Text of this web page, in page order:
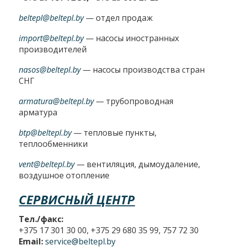
beltepl@beltepl.by— отдел продаж
import@beltepl.by— насосы иностранных
производителей
nasos@beltepl.by— насосы производства стран
СНГ
armatura@beltepl.by— трубопроводная
арматура
btp@beltepl.by— тепловые пункты,
теплообменники
vent@beltepl.by— вентиляция, дымоудаление,
воздушное отопление
СЕРВИСНЫЙ ЦЕНТР
Тел./факс:
+375 17 301 30 00, +375 29 680 35 99, 757 72 30
Email: service@beltepl.by